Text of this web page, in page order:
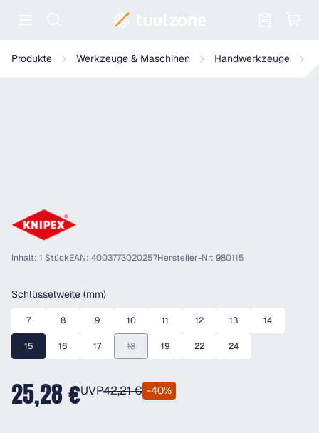
Produkte Werkzeuge & Maschinen Handwerkzeuge
KNIPEX Einringschlüssel
Inhalt: 1 StückEAN: 4003773020257Hersteller-Nr: 980115
Schlüsselweite (mm)auswählen
7 8 9 10 11 12 13 14
15 16 17 18(Diese Option ist zurzeit nicht verfügbar.)
19 22 24
25,28 €UVP42,21 € -40%